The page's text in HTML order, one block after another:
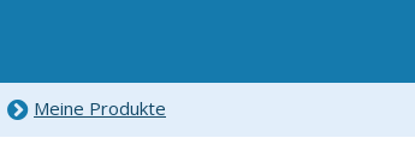
Meine Produkte